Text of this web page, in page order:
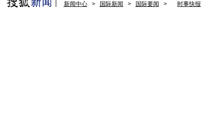
新闻中心 > 国际新闻 > 国际要闻 > 时事快报